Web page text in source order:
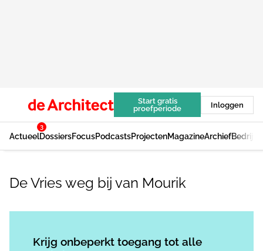
Start gratis
proefperiode
Inloggen
Actueel
3
DossiersFocusPodcastsProjectenMagazineArchief
De Vries weg bij van Mourik
Krijg onbeperkt toegang tot alle